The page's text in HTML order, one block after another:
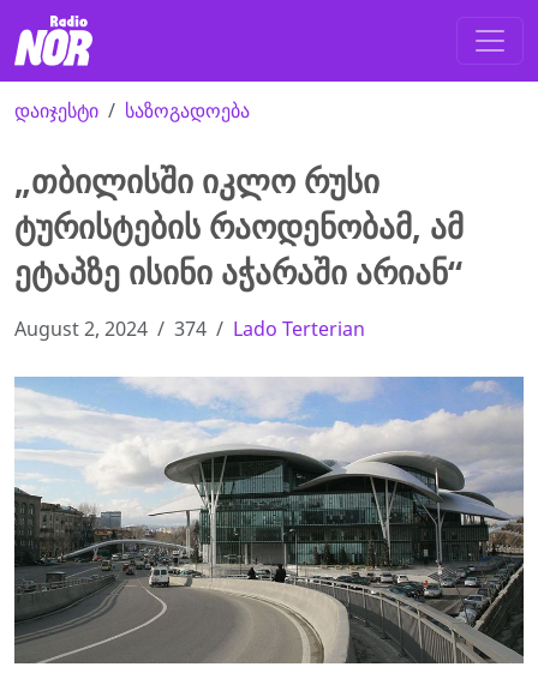
დაიჯესტი საზოგადოება
„თბილისში იკლო რუსი
ტურისტების რაოდენობამ, ამ
ეტაპზე ისინი აჭარაში არიან“
August 2, 2024 374 Lado Terterian